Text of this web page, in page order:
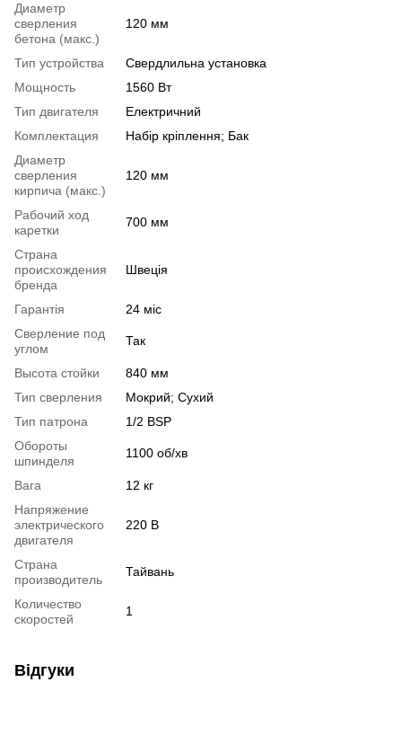
Диаметр
сверления
бетона (макс.)
120 мм
Тип устройства
Свердлильна установка
Мощность
1560 Вт
Тип двигателя
Електричний
Комплектация
Набір кріплення; Бак
Диаметр
сверления
кирпича (макс.)
120 мм
Рабочий ход
каретки
700 мм
Страна
происхождения
бренда
Швеція
Гарантія
24 міс
Сверление под
углом
Так
Высота стойки
840 мм
Тип сверления
Мокрий; Сухий
Тип патрона
1/2 BSP
Обороты
шпинделя
1100 об/хв
Вага
12 кг
Напряжение
электрического
двигателя
220 В
Страна
производитель
Тайвань
Количество
скоростей
1
Відгуки